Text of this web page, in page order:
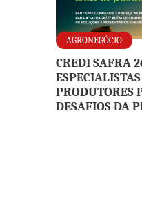
AGRONEGÓCIO
CREDI SAFRA
PRODUTORES
DESAFIOS DA